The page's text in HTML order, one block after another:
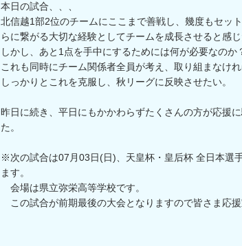
本日の試合、、、
北信越1部2位のチームにここまで善戦し、幾度もセッ
らに繋がる大切な経験としてチームを成長させると感じ
しかし、あと1点を手中にするためには何が必要なのか
これも同時にチーム関係者全員が考え、取り組まなけ
しっかりとこれを克服し、秋リーグに反映させたい。
昨日に続き、平日にもかかわらずたくさんの方が応援
た。
※次の試合は07月03日(日)、天皇杯・皇后杯 全日本選
ます。
会場は県立弥栄高等学校です。
この試合が前期最後の大会となりますので皆さま応援